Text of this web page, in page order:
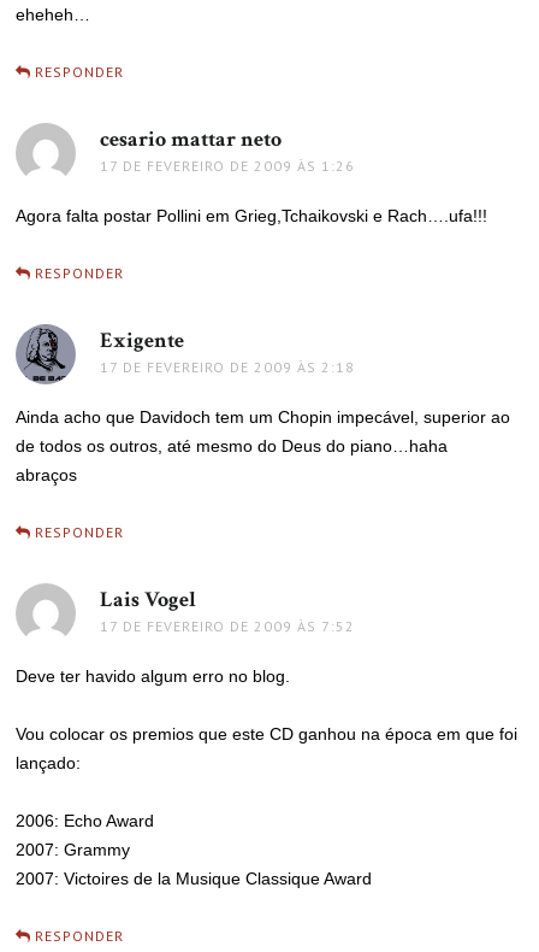
eheheh…
RESPONDER
cesario mattar neto
17 DE FEVEREIRO DE 2009 ÀS 1:26
Agora falta postar Pollini em Grieg,Tchaikovski e Rach….ufa!!!
RESPONDER
Exigente
17 DE FEVEREIRO DE 2009 ÀS 2:18
Ainda acho que Davidoch tem um Chopin impecável, superior ao
de todos os outros, até mesmo do Deus do piano…haha
abraços
RESPONDER
Lais Vogel
17 DE FEVEREIRO DE 2009 ÀS 7:52
Deve ter havido algum erro no blog.
Vou colocar os premios que este CD ganhou na época em que foi
lançado:
2006: Echo Award
2007: Grammy
2007: Victoires de la Musique Classique Award
RESPONDER